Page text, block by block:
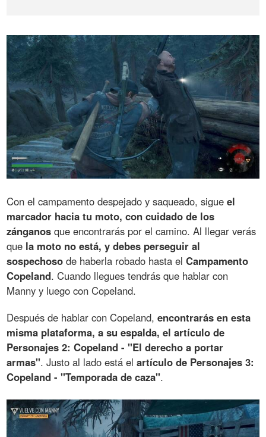
Con el campamento despejado y saqueado, sigueel
marcador hacia tu moto, con cuidado de los
zánganos que encontrarás por el camino. Al llegar verás
que la moto no está, y debes perseguir al
sospechoso de haberla robado hasta elCampamento
Copeland. Cuando llegues tendrás que hablar con
Manny y luego con Copeland.
Después de hablar con Copeland,encontrarás en esta
misma plataforma, a su espalda, el artículo de
Personajes 2: Copeland - "El derecho a portar
armas". Justo al lado está elartículo de Personajes 3:
Copeland - "Temporada de caza".